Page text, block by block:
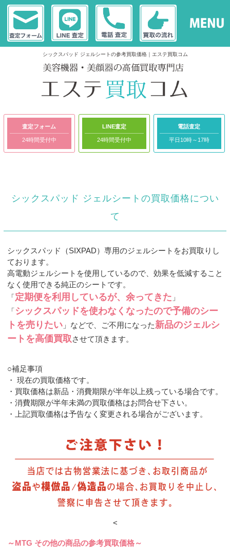
シックスパッド ジェルシートの参考買取価格｜エステ買取コム
査定フォーム
24時間受付中
LINE査定
24時間受付中
電話査定
平日10時～17時
シックスパッド ジェルシートの買取価格につい
て
シックスパッド（SIXPAD）専用のジェルシートをお買取りし
ております。
高電動ジェルシートを使用しているので、効果を低減すること
なく使用できる純正のシートです。
「定期便を利用しているが、余ってきた 」
「シックスパッドを使わなくなったので予備のシー
トを売りたい 」などで、 ご不用になった新品のジェルシ
ートを高価買取させて頂きます。
○補足事項
・ 現在の買取価格です。
・買取価格は新品・消費期限が半年以上残っている場合です。
・消費期限が半年未満の買取価格はお問合せ下さい。
・上記買取価格は予告なく変更される場合がございます。
<
～MTG その他の商品の参考買取価格～